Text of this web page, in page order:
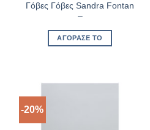
Γόβες Γόβες Sandra Fontan
–
ΑΓΌΡΑΣΈ ΤΟ
-20%